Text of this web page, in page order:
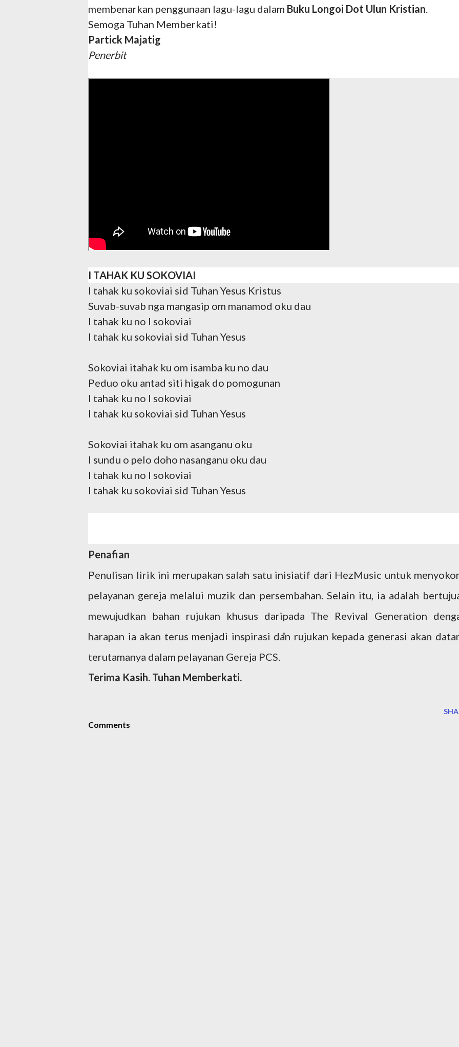
membenarkan penggunaan lagu-lagu dalam Buku Longoi Dot Ulun Kristian
Semoga Tuhan Memberkati!
Partick Majatig
Penerbit
I TAHAK KU SOKOVIAI
I tahak ku sokoviai sid Tuhan Yesus Kristus
Suvab-suvab nga mangasip om manamod oku dau
I tahak ku no I sokoviai
I tahak ku sokoviai sid Tuhan Yesus
Sokoviai itahak ku om isamba ku no dau
Peduo oku antad siti higak do pomogunan
I tahak ku no I sokoviai
I tahak ku sokoviai sid Tuhan Yesus
Sokoviai itahak ku om asanganu oku
I sundu o pelo doho nasanganu oku dau
I tahak ku no I sokoviai
I tahak ku sokoviai sid Tuhan Yesus
Penafian
Penulisan lirik ini merupakan salah satu inisiatif dari HezMusic untuk
pelayanan gereja melalui muzik dan persembahan. Selain itu, ia adalah
mewujudkan bahan rujukan khusus daripada The Revival Generation
harapan ia akan terus menjadi inspirasi dan rujukan kepada generasi akan
terutamanya dalam pelayanan Gereja PCS.
Terima Kasih. Tuhan Memberkati.
Comments